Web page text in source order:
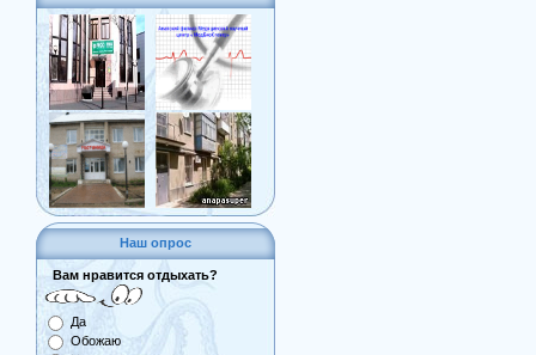
Наш опрос
Вам нравится отдыхать?
Да
Обожаю